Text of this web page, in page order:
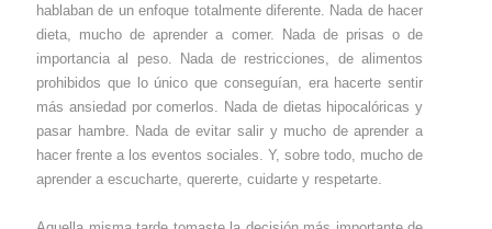
hablaban de un enfoque totalmente diferente. Nada de hacer
dieta, mucho de aprender a comer. Nada de prisas o de
importancia al peso. Nada de restricciones, de alimentos
prohibidos que lo único que conseguían, era hacerte sentir
más ansiedad por comerlos. Nada de dietas hipocalóricas y
pasar hambre. Nada de evitar salir y mucho de aprender a
hacer frente a los eventos sociales. Y, sobre todo, mucho de
aprender a escucharte, quererte, cuidarte y respetarte.